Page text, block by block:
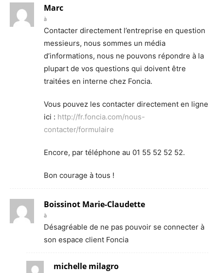
Marc
à
Contacter directement l’entreprise en question
messieurs, nous sommes un média
d’informations, nous ne pouvons répondre à la
plupart de vos questions qui doivent être
traitées en interne chez Foncia.
Vous pouvez les contacter directement en ligne
ici : http://fr.foncia.com/nous-
contacter/formulaire
Encore, par téléphone au 01 55 52 52 52.
Bon courage à tous !
Boissinot Marie-Claudette
à
Désagréable de ne pas pouvoir se connecter à
son espace client Foncia
michelle milagro